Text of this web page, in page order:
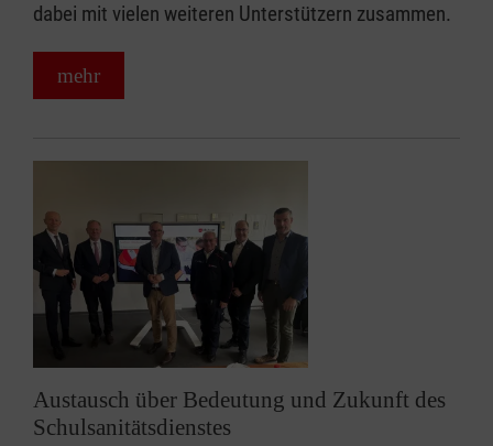
dabei mit vielen weiteren Unterstützern zusammen.
mehr
Austausch über Bedeutung und Zukunft des
Schulsanitätsdienstes